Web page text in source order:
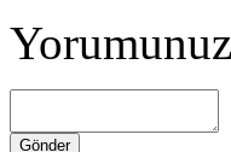
Yorumunuz